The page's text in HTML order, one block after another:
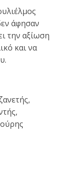
άφησαν
την αξίωση
και να